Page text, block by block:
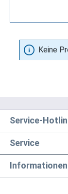
Keine
Service-
Service
Informationen